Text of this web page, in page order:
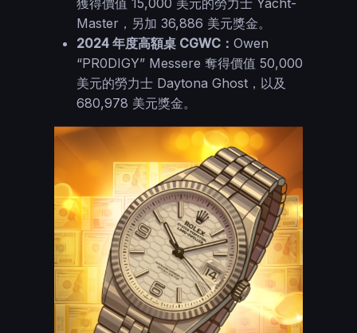
獲得價值 15,000 美元的勞力士 Yacht-
Master，另加 36,886 美元獎金。
2024 年度高額桌 CGWC： Owen
“PR0DIGY” Messere 奪得價值 50,000
美元的勞力士 Daytona Ghost，以及
680,978 美元獎金。